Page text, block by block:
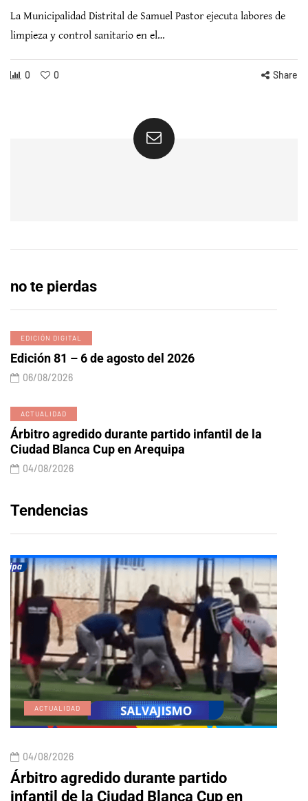
La Municipalidad Distrital de Samuel Pastor ejecuta labores de
limpieza y control sanitario en el…
0 0 Share
no te pierdas
EDICIÓN DIGITAL
Edición 81 – 6 de agosto del 2026
06/08/2026
ACTUALIDAD
Árbitro agredido durante partido infantil de la
Ciudad Blanca Cup en Arequipa
04/08/2026
Tendencias
ACTUALIDAD
04/08/2026
Árbitro agredido durante partido
infantil de la Ciudad Blanca Cup en